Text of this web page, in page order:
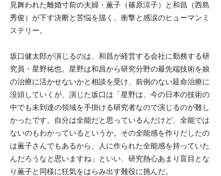
見舞われた離婚寸前の夫婦・薫子（篠原涼子）と和昌（西島
秀俊）が下す決断と苦悩を描く、衝撃と感涙のヒューマンミ
ステリー。
坂口健太郎が演じるのは、和昌が経営する会社に勤務する研
究員・星野祐也。星野は和昌から研究分野の最先端技術を娘
の治療に活かせないかと相談を受け、前例のない延命治療に
没頭していくが、演じた坂口は「星野は、今の日本の技術の
中でも未到達の領域を手掛ける研究者なので演じるのが難し
かったです。自分は全能だと思っているんだけど、全能では
ないのもわかっているというか。その全能感を作りだしたの
は薫子さんでもあるから、人に作られた全能感を持っていた
んだろうなと思いますね」といい、研究熱心あまり盲目とな
り薫子と同様に狂気をはらみ出す難役に挑んだ。